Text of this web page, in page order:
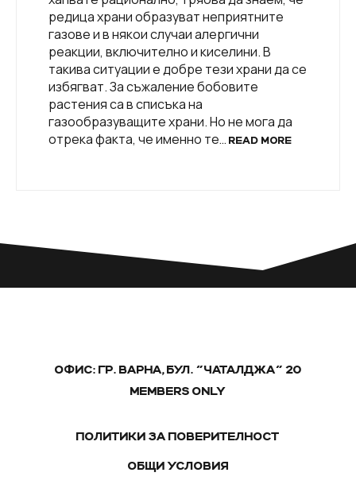
редица храни образуват неприятните
газове и в някои случаи алергични
реакции, включително и киселини. В
такива ситуации е добре тези храни да се
избягват. За съжаление бобовите
растения са в списъка на
газообразуващите храни. Но не мога да
отрека факта, че именно те… READ MORE
ОФИС: ГР. ВАРНА, БУЛ. "ЧАТАЛДЖА" 20
MEMBERS ONLY
ПОЛИТИКИ ЗА ПОВЕРИТЕЛНОСТ
ОБЩИ УСЛОВИЯ